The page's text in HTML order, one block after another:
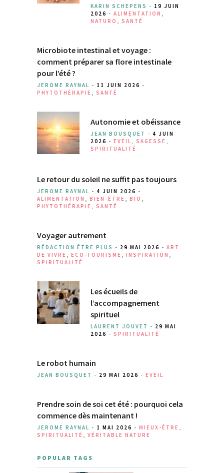
KARIN SCHEPENS - 19 JUIN
2026 - ALIMENTATION ,
NATURO , SANTÉ
Microbiote intestinal et voyage :
comment préparer sa flore intestinale
pour l’été ?
JEROME RAYNAL - 11 JUIN 2026 -
PHYTOTHÉRAPIE , SANTÉ
Autonomie et obéissance
JEAN BOUSQUET - 4 JUIN
2026 - EVEIL , SAGESSE ,
SPIRITUALITÉ
Le retour du soleil ne suffit pas toujours
JEROME RAYNAL - 4 JUIN 2026 -
ALIMENTATION , BIEN-ÊTRE , BIO ,
PHYTOTHÉRAPIE , SANTÉ
Voyager autrement
RÉDACTION ÊTRE PLUS - 29 MAI 2026 - ART
DE VIVRE , ECO-TOURISME , INSPIRATION ,
SPIRITUALITÉ
Les écueils de
l’accompagnement
spirituel
LAURENT JOUVET - 29 MAI
2026 - SPIRITUALITÉ
Le robot humain
JEAN BOUSQUET - 29 MAI 2026 - EVEIL
Prendre soin de soi cet été : pourquoi cela
commence dès maintenant !
JEROME RAYNAL - 1 MAI 2026 - MIEUX-ÊTRE ,
SPIRITUALITÉ , VÉRITABLE NATURE
POPULAR TAGS